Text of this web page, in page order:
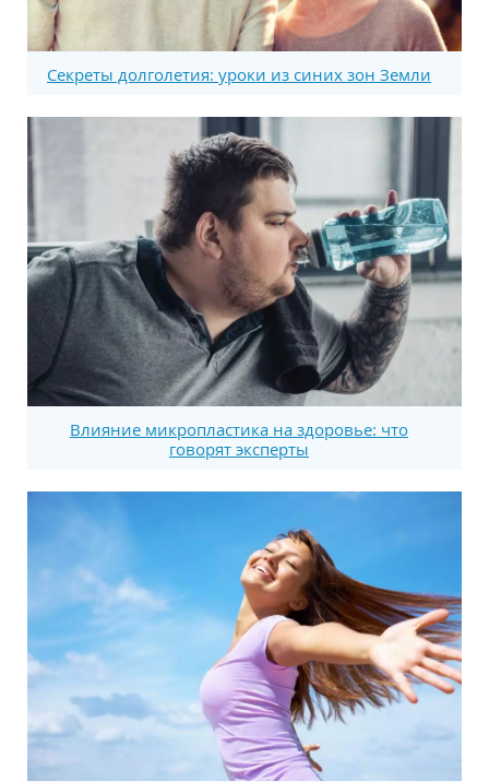
Секреты долголетия: уроки из синих зон Земли
Влияние микропластика на здоровье: что
говорят эксперты